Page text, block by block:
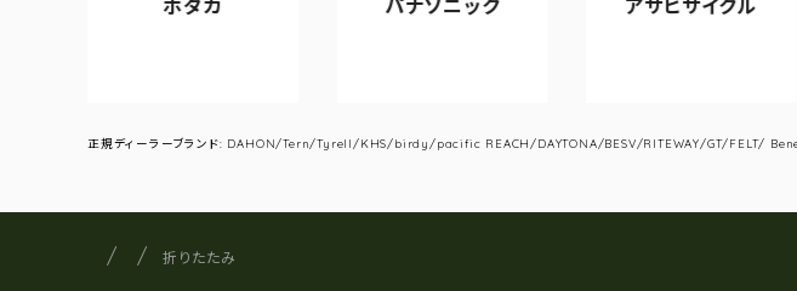
ホダカ パナソニック アサヒサイクル
正規ディーラーブランド: DAHON/Tern/Tyrell/KHS/birdy/pacific REACH/DAYTONA/BESV/RITEWAY/GT/FELT/
サイト内の現在地
サイクルショップナカゴヤ
折りたたみ